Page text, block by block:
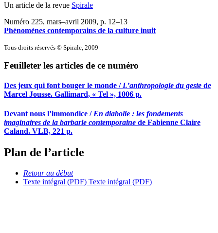
Un article de la revue Spirale
Numéro 225, mars–avril 2009, p. 12–13
Phénomènes contemporains de la culture inuit
Tous droits réservés © Spirale, 2009
Feuilleter les articles de ce numéro
Des jeux qui font bouger le monde /L’anthropologie du geste de
Marcel Jousse. Gallimard, « Tel », 1006 p.
Devant nous l’immondice / En diabolie : les fondements
imaginaires de la barbarie contemporaine de Fabienne Claire
Caland. VLB, 221 p.
Plan de l’article
Retour au début
Texte intégral (PDF) Texte intégral (PDF)